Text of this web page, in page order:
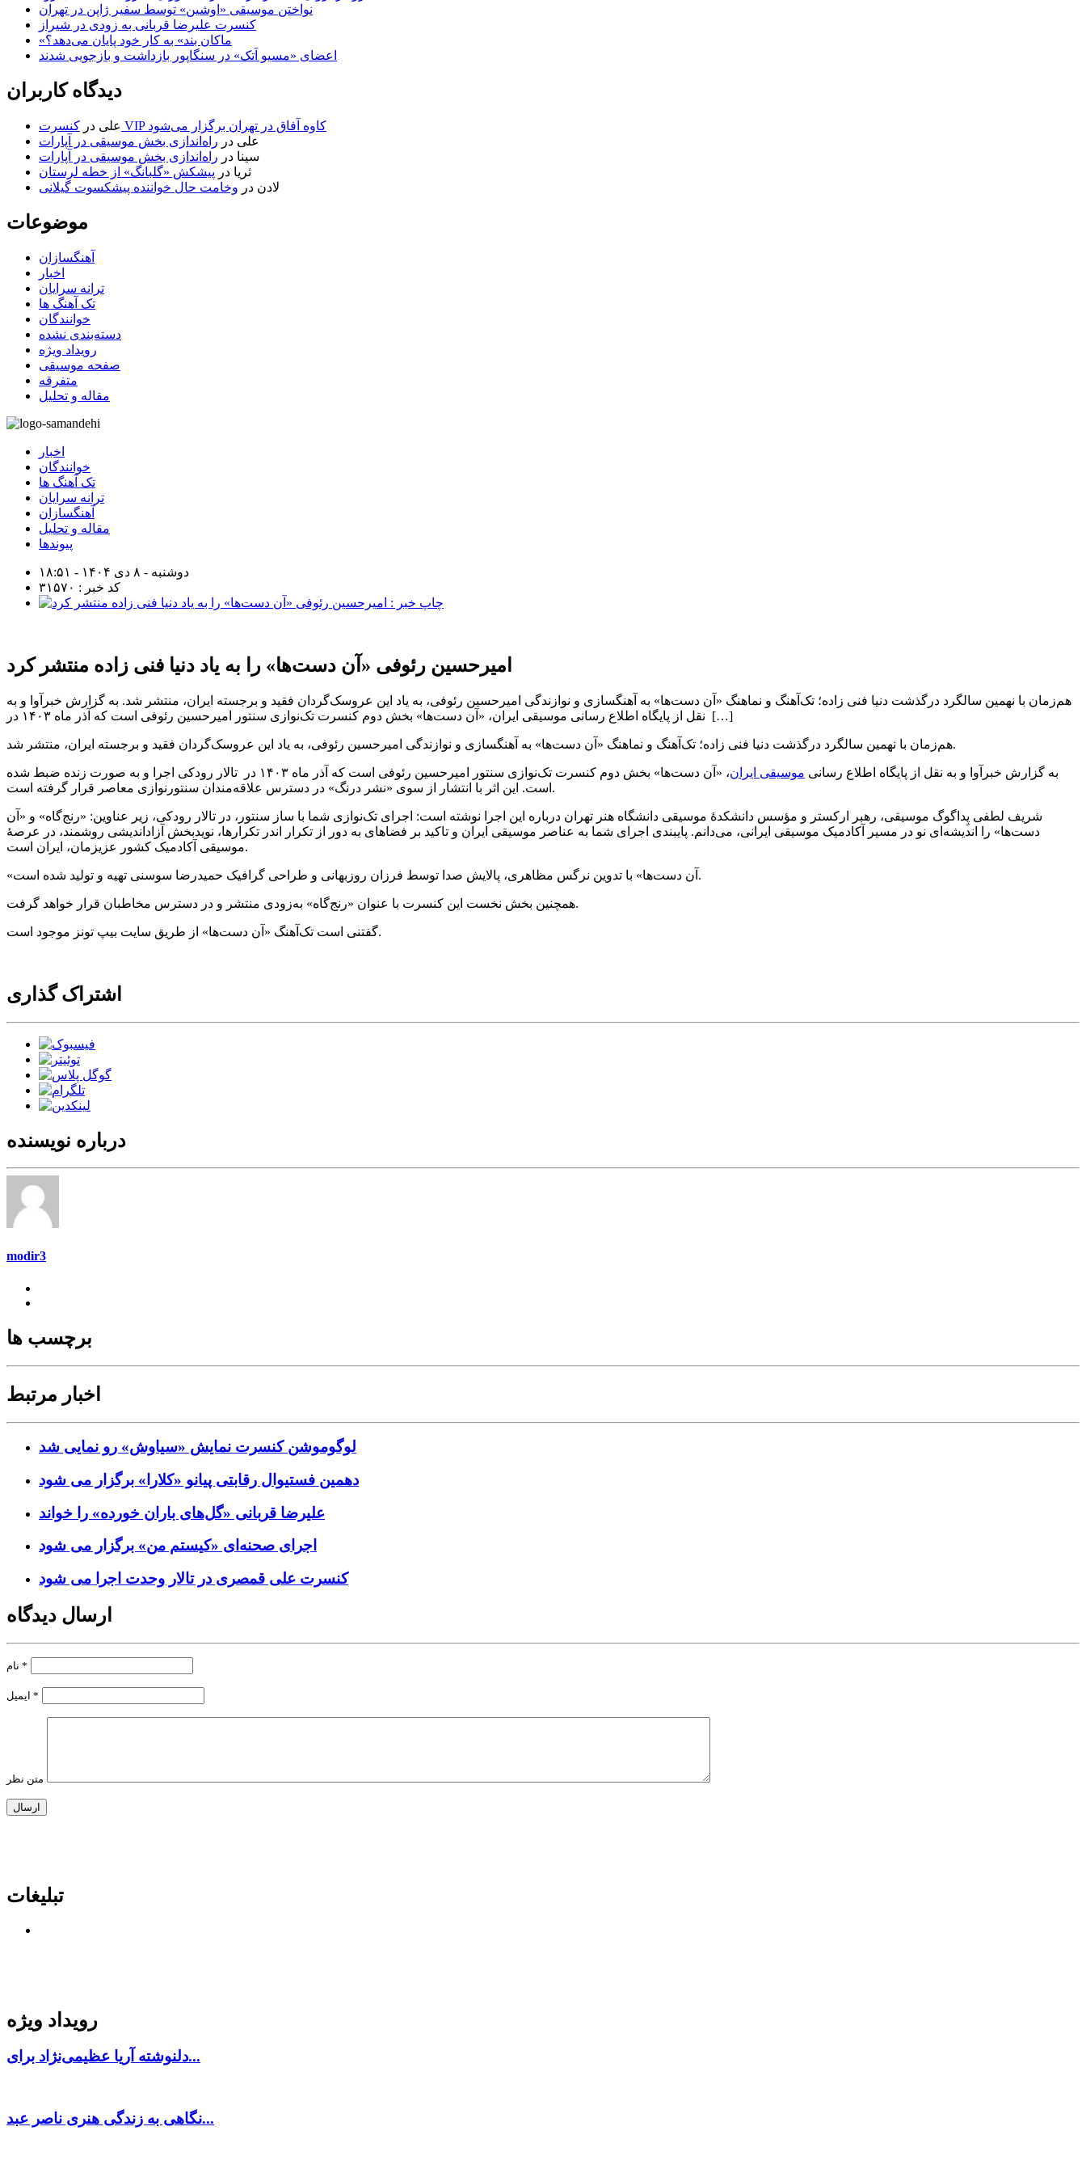
نواختن موسیقی «اوشین» توسط سفیر ژاپن در تهران
کنسرت علیرضا قربانی به زودی در شیراز
«ماکان بند» به کار خود پایان می‌دهد؟
اعضای «مسیو اَتک» در سنگاپور بازداشت و بازجویی شدند
دیدگاه کاربران
علی در
کنسرت VIP کاوه آفاق در تهران برگزار می‌شود
علی در راه‌اندازی بخش موسیقی در آپارات
سینا در راه‌اندازی بخش موسیقی در آپارات
ثریا در پیشکش «گلبانگ» از خطه لرستان
لادن در وخامت حال خواننده پیشکسوت گیلانی
موضوعات
آهنگسازان
اخبار
ترانه سرایان
تک آهنگ ها
خوانندگان
دسته‌بندی نشده
رویداد ویژه
صفحه موسیقی
متفرقه
مقاله و تحلیل
اخبار
خوانندگان
تک آهنگ ها
ترانه سرایان
آهنگسازان
مقاله و تحلیل
پیوندها
دوشنبه - ۸ دی ۱۴۰۴ - ۱۸:۵۱
کد خبر : ۳۱۵۷۰
امیرحسین رئوفی «آن دست‌ها» را به یاد دنیا فنی زاده منتشر کرد
هم‌زمان با نهمین سالگرد درگذشت دنیا فنی زاده؛ تک‌آهنگ و نماهنگ «آن دست‌ها» به آهنگسازی و نوازندگی امیرحسین رئوفی، به یاد این عروسک‌گردان فقید و برجسته ایران، منتشر شد. به گزارش خبرآوا و به
نقل از پایگاه اطلاع رسانی موسیقی ایران، «آن دست‌ها» بخش دوم کنسرت تک‌نوازی سنتور امیرحسین رئوفی است که آذر ماه ۱۴۰۳ در […]
هم‌زمان با نهمین سالگرد درگذشت دنیا فنی زاده؛ تک‌آهنگ و نماهنگ «آن دست‌ها» به آهنگسازی و نوازندگی امیرحسین رئوفی، به یاد این عروسک‌گردان فقید و برجسته ایران، منتشر شد.
به گزارش خبرآوا و به نقل از پایگاه اطلاع رسانی موسیقی ایران
، «آن دست‌ها» بخش دوم کنسرت تک‌نوازی سنتور امیرحسین رئوفی است که آذر ماه ۱۴۰۳ در تالار رودکی اجرا و به‌ صورت زنده ضبط شده
است. این اثر با انتشار از سوی «نشر درنگ» در دسترس علاقه‌مندان سنتورنوازی معاصر قرار گرفته است.
شریف لطفی پِداگوگ موسیقی، رهبر ارکستر و مؤسس دانشکدهٔ موسیقی دانشگاه هنر تهران درباره این اجرا نوشته است: اجرای تک‌نوازی شما با ساز سنتور، در تالار رودکی، زیر عناوین: «رنج‌گاه» و «آن
دست‌ها» را اندیشه‌ای نو در مسیر آکادمیک موسیقی ایرانی، می‌دانم. پایبندی اجرای شما به عناصر موسیقی ایران و تاکید بر فضاهای به دور از تکرار اندر تکرارها، نویدبخش آزاد‌اندیشی روشمند، در عرصهٔ
موسیقی آکادمیک کشور عزیزمان، ایران است.
«آن دست‌ها» با تدوین نرگس مظاهری، پالایش صدا توسط فرزان روزبهانی و طراحی گرافیک حمیدرضا سوسنی تهیه و تولید شده است.
همچنین بخش نخست این کنسرت با عنوان «رنج‌گاه» به‌زودی منتشر و در دسترس مخاطبان قرار خواهد گرفت.
گفتنی است تک‌آهنگ «آن دست‌ها» از طریق سایت بیپ تونز موجود است.
اشتراک گذاری
درباره نویسنده
modir3
برچسب ها
اخبار مرتبط
لوگوموشن کنسرت‌ نمایش «سیاوش» رو نمایی شد
دهمین فستیوال رقابتی پیانو «کلارا» برگزار می شود
علیرضا قربانی «گل‌های باران خورده» را خواند
اجرای صحنه‌ای «کیستم من» برگزار می شود
کنسرت علی قمصری در تالار وحدت اجرا می شود
ارسال دیدگاه
*
*
متن نظر
تبلیغات
رویداد ویژه
دلنوشته آریا عظیمی‌نژاد برای...
نگاهی به زندگی هنری ناصر عبد...